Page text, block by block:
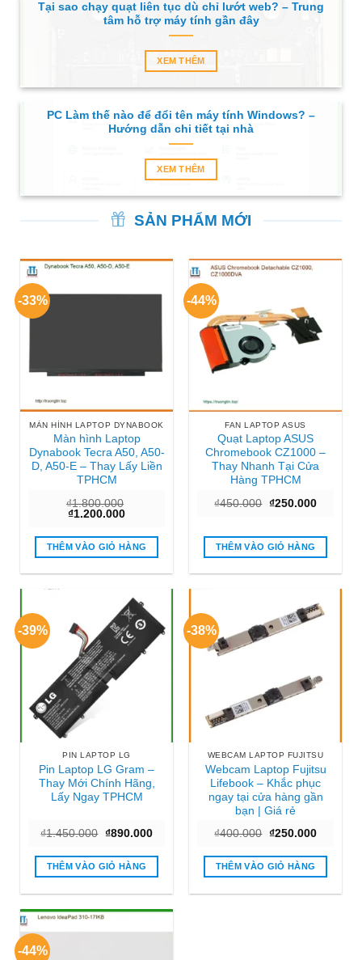
Tại sao chạy quạt liên tục dù chỉ lướt web? – Trung
tâm hỗ trợ máy tính gần đây
XEM THÊM
PC Làm thế nào để đổi tên máy tính Windows? –
Hướng dẫn chi tiết tại nhà
XEM THÊM
SẢN PHẨM MỚI
-33%
MÀN HÌNH LAPTOP DYNABOOK
Màn hình Laptop
Dynabook Tecra A50, A50-
D, A50-E – Thay Lấy Liền
TPHCM
₫1.800.000
Giá
là:
₫1.800.000.
₫1.200.000Giá
tại
là:
₫1.200.000.
THÊM VÀO GIỎ HÀNG
-44%
FAN LAPTOP ASUS
Quạt Laptop ASUS
Chromebook CZ1000 –
Thay Nhanh Tại Cửa
Hàng TPHCM
₫450.000 Giá
₫450.000.
₫250.000Giá
là:
THÊM VÀO GIỎ HÀNG
-39%
PIN LAPTOP LG
Pin Laptop LG Gram –
Thay Mới Chính Hãng,
Lấy Ngay TPHCM
₫1.450.000 Giá
là:
₫1.450.000.
₫890.000Giá
tại
₫890.000.
THÊM VÀO GIỎ HÀNG
-38%
WEBCAM LAPTOP FUJITSU
Webcam Laptop Fujitsu
Lifebook – Khắc phục
ngay tại cửa hàng gần
bạn | Giá rẻ
₫400.000 Giá
là:
₫400.000.
₫250.000Giá
tại
THÊM VÀO GIỎ HÀNG
-44%